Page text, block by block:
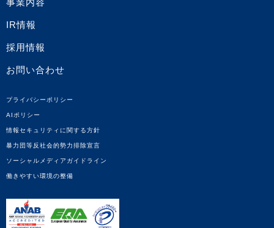
事業内容
IR情報
採用情報
お問い合わせ
プライバシーポリシー
AIポリシー
情報セキュリティに関する方針
暴力団等反社会的勢力排除宣言
ソーシャルメディアガイドライン
働きやすい環境の整備